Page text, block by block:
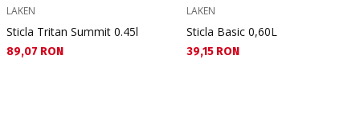
LAKEN
Sticla Tritan Summit 0.45l
Текуща цена:
89,07 RON
LAKEN
Sticla Basic 0,60L
Текуща цена:
39,15 RON